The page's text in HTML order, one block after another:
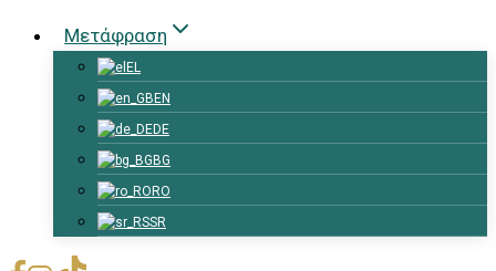
Μετάφραση
EL
EN
DE
BG
RO
SR